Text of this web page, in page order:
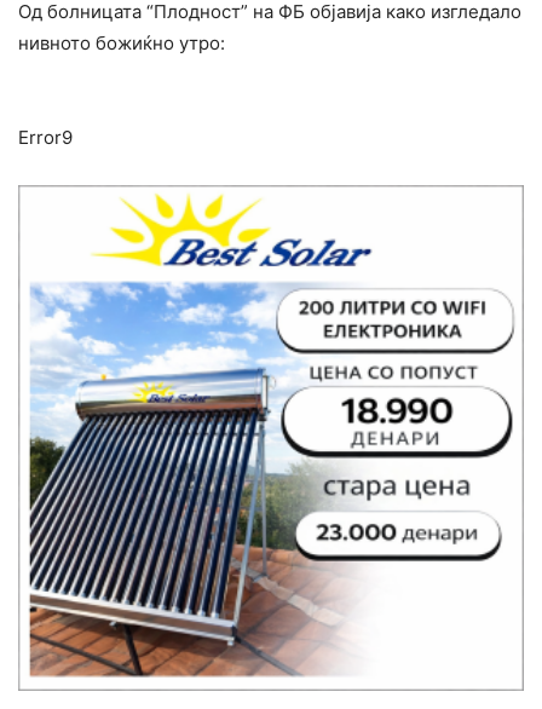
Од болницата “Плодност” на ФБ објавија како изгледало
нивното божиќно утро:
Error9